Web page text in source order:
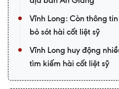
Vĩnh Long: Còn thông
bỏ sót hài cốt liệt sỹ
Vĩnh Long huy động
tìm kiếm hài cốt liệt sỹ